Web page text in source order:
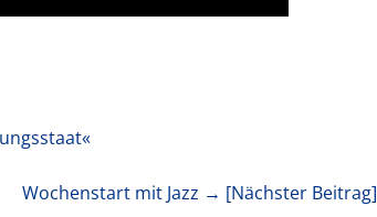
Wochenstart mit Jazz → [Nächster Beitrag]